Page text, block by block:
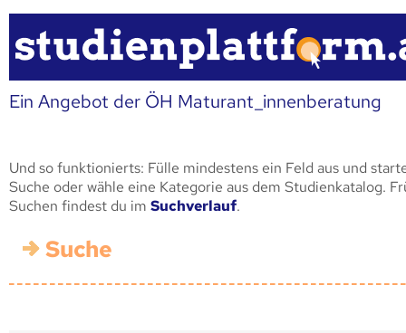
Ein Angebot der ÖH Maturant_innenberatung
Und so funktionierts: Fülle mindestens ein Feld aus und
Suche oder wähle eine Kategorie aus dem Studienkatalog.
Suchen findest du im Suchverlauf.
Suche